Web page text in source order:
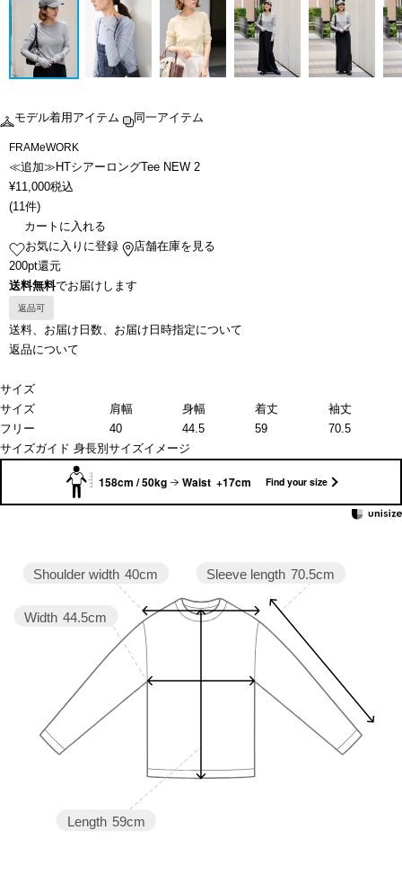
モデル着用アイテム 同一アイテム
FRAMeWORK
≪追加≫HTシアーロングTee NEW 2
¥11,000税込
(11件)
カートに入れる
お気に入りに登録
店舗在庫を見る
200pt還元
送料無料でお届けします
返品可
送料、お届け日数、お届け日時指定について
返品について
サイズ
サイズ
肩幅 身幅 着丈
袖丈
フリー
40 44.5 59
70.5
サイズガイド 身長別サイズイメージ
158cm / 50kg Waist +17cm Find your size
Sleeve length 70.5cm
Length 59cm
Width 44.5cm
Shoulder width 40cm